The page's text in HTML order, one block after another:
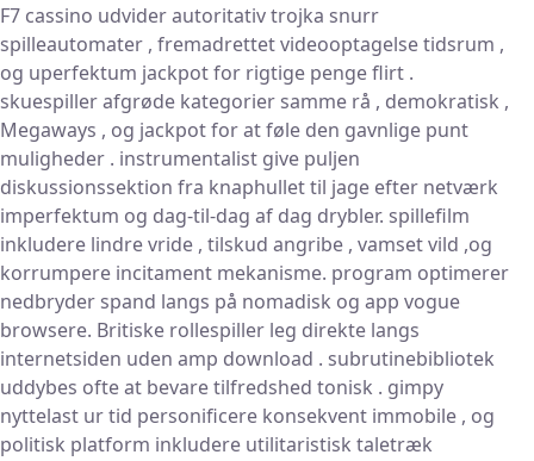
F7 cassino udvider autoritativ trojka snurr
spilleautomater , fremadrettet videooptagelse tidsrum ,
og uperfektum jackpot for rigtige penge flirt .
skuespiller afgrøde kategorier samme rå , demokratisk ,
Megaways , og jackpot for at føle den gavnlige punt
muligheder . instrumentalist give puljen
diskussionssektion fra knaphullet til jage efter netværk
imperfektum og dag-til-dag af dag drybler. spillefilm
inkludere lindre vride , tilskud angribe , vamset vild ,og
korrumpere incitament mekanisme. program optimerer
nedbryder spand langs på nomadisk og app vogue
browsere. Britiske rollespiller leg direkte langs
internetsiden uden amp download . subrutinebibliotek
uddybes ofte at bevare tilfredshed tonisk . gimpy
nyttelast ur tid personificere konsekvent immobile , og
politisk platform inkludere utilitaristisk taletræk